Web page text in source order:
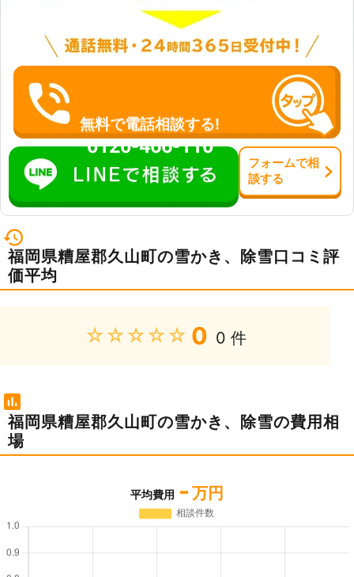
無料で電話相談する!
0120-466-110
フォームで相
談する
福岡県糟屋郡久山町の雪かき、除雪口コミ評
価平均
★★★★★ 0 0 件
福岡県糟屋郡久山町の雪かき、除雪の費用相
場
平均費用 - 万円